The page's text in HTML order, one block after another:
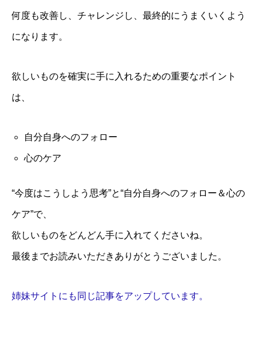
何度も改善し、チャレンジし、最終的にうまくいくよう
になります。
欲しいものを確実に手に入れるための重要なポイント
は、
自分自身へのフォロー
心のケア
“今度はこうしよう思考”と“自分自身へのフォロー＆心の
ケア”で、
欲しいものをどんどん手に入れてくださいね。
最後までお読みいただきありがとうございました。
姉妹サイトにも同じ記事をアップしています。